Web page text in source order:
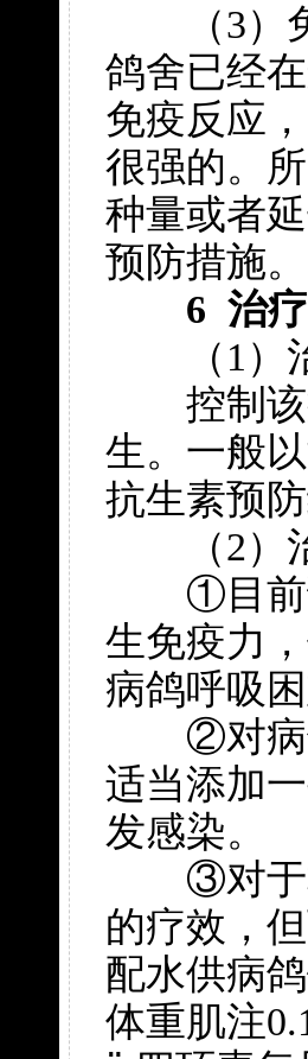
（3）免
鸽舍已经
免疫反应
很强的。
种量或者
预防措施。
6 治疗
（1）治
控制该
生。一般
抗生素预
（2）
①目前该
生免疫力
病鸽呼吸困
②对病鸽
适当添加
发感染。
③对于本
的疗效，
配水供病
体重肌注